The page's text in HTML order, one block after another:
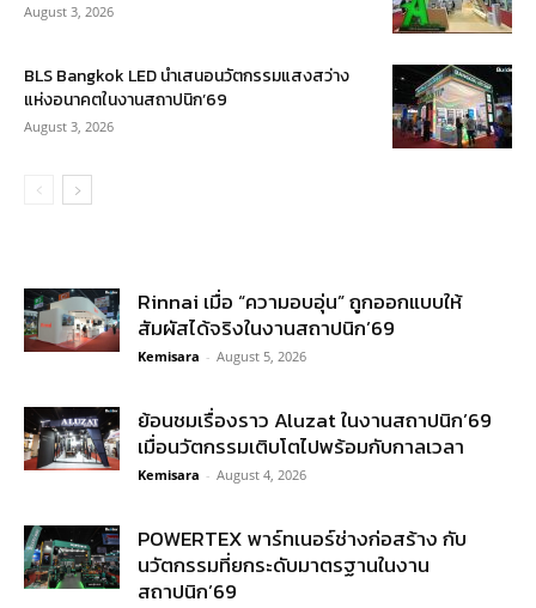
August 3, 2026
BLS Bangkok LED นำเสนอนวัตกรรมแสงสว่าง
แห่งอนาคตในงานสถาปนิก’69
August 3, 2026
Rinnai เมื่อ “ความอบอุ่น” ถูกออกแบบให้
สัมผัสได้จริงในงานสถาปนิก’69
Kemisara - August 5, 2026
ย้อนชมเรื่องราว Aluzat ในงานสถาปนิก’69
เมื่อนวัตกรรมเติบโตไปพร้อมกับกาลเวลา
Kemisara - August 4, 2026
POWERTEX พาร์ทเนอร์ช่างก่อสร้าง กับ
นวัตกรรมที่ยกระดับมาตรฐานในงาน
สถาปนิก’69